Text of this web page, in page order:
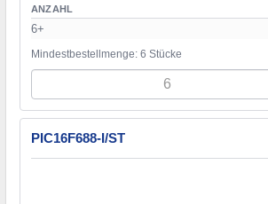
ANZAHL
6+
Mindestbestellmenge: 6 Stücke
PIC16F688-I/ST